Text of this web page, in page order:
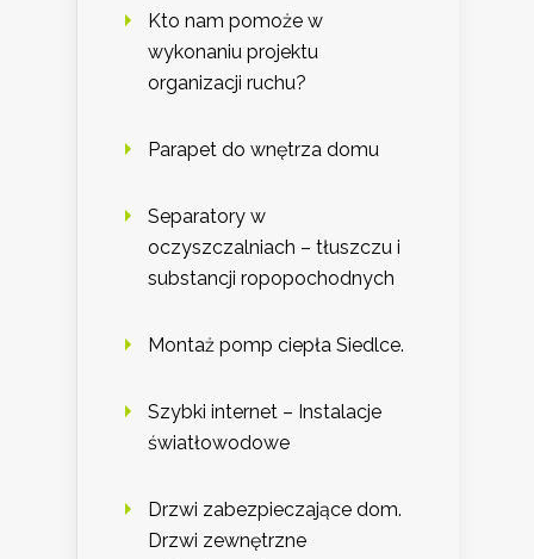
Kto nam pomoże w
wykonaniu projektu
organizacji ruchu?
Parapet do wnętrza domu
Separatory w
oczyszczalniach – tłuszczu i
substancji ropopochodnych
Montaż pomp ciepła Siedlce.
Szybki internet – Instalacje
światłowodowe
Drzwi zabezpieczające dom.
Drzwi zewnętrzne